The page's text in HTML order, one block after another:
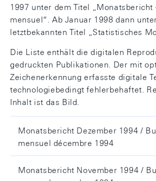
1997 unter dem Titel „Monatsbericht
mensuel“. Ab Januar 1998 dann
letztbekannten Titel „Statistisches
Die Liste enthält die digitalen
gedruckten Publikationen. Der mit
Zeichenerkennung erfasste digitale
technologiebedingt fehlerbehaftet.
Inhalt ist das Bild.
Monatsbericht Dezember 1994 /
mensuel décembre 1994
Monatsbericht November 1994 /